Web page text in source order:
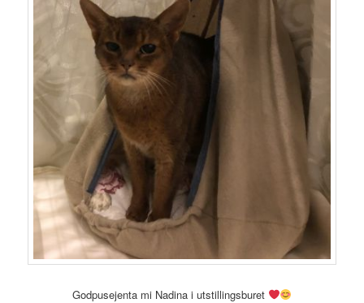
Godpusejenta mi Nadina i utstillingsburet